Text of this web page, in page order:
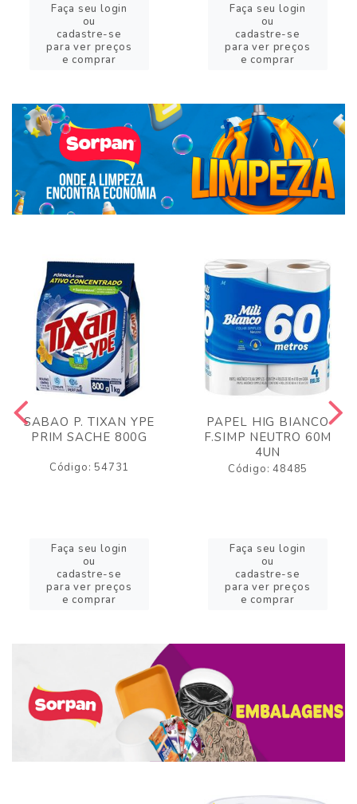
Faça seu login
ou
cadastre-se
para ver preços
e comprar
Faça seu login
ou
cadastre-se
para ver preços
e comprar
SABAO P. TIXAN YPE
PRIM SACHE 800G
Código: 54731
Faça seu login
ou
cadastre-se
para ver preços
e comprar
PAPEL HIG BIANCO
F.SIMP NEUTRO 60M
4UN
Código: 48485
Faça seu login
ou
cadastre-se
para ver preços
e comprar